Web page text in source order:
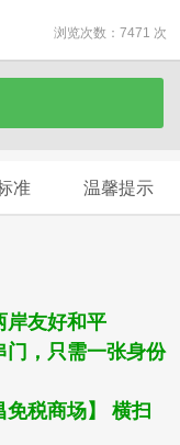
浏览次数：7471 次
准 温馨提示
岸友好和平
门，只需一张身份
税商场】
横扫